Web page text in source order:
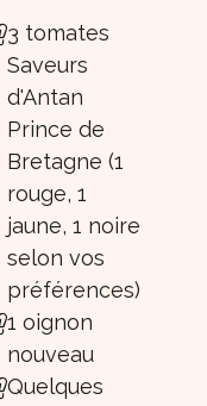
3 tomates
Saveurs
d'Antan
Prince de
Bretagne (1
rouge, 1
jaune, 1 noire
selon vos
préférences)
1 oignon
nouveau
Quelques